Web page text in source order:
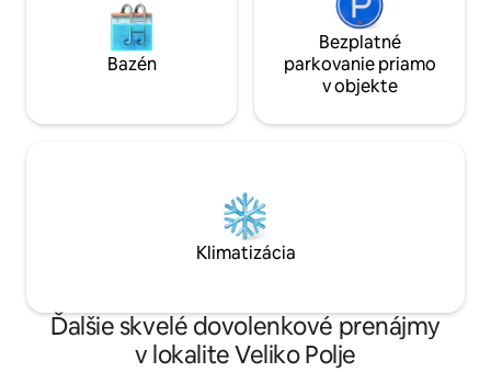
Bazén
Bezplatné
parkovanie priamo
v objekte
Klimatizácia
Ďalšie skvelé dovolenkové prenájmy
v lokalite Veliko Polje